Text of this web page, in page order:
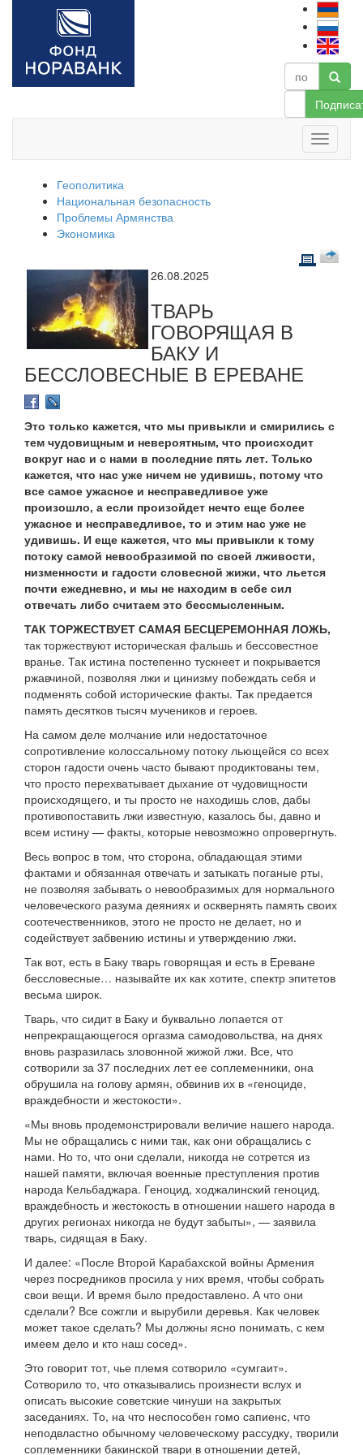
Геополитика
Национальная безопасность
Проблемы Армянства
Экономика
26.08.2025
ТВАРЬ
ГОВОРЯЩАЯ В
БАКУ И
БЕССЛОВЕСНЫЕ В ЕРЕВАНЕ
Это только кажется, что мы привыкли и смирились с
тем чудовищным и невероятным, что происходит
вокруг нас и с нами в последние пять лет. Только
кажется, что нас уже ничем не удивишь, потому что
все самое ужасное и несправедливое уже
произошло, а если произойдет нечто еще более
ужасное и несправедливое, то и этим нас уже не
удивишь. И еще кажется, что мы привыкли к тому
потоку самой невообразимой по своей лживости,
низменности и гадости словесной жижи, что льется
почти ежедневно, и мы не находим в себе сил
отвечать либо считаем это бессмысленным.
ТАК ТОРЖЕСТВУЕТ САМАЯ БЕСЦЕРЕМОННАЯ ЛОЖЬ,
так торжествуют историческая фальшь и бессовестное
вранье. Так истина постепенно тускнеет и покрывается
ржавчиной, позволяя лжи и цинизму побеждать себя и
подменять собой исторические факты. Так предается
память десятков тысяч мучеников и героев.
На самом деле молчание или недостаточное
сопротивление колоссальному потоку льющейся со всех
сторон гадости очень часто бывают продиктованы тем,
что просто перехватывает дыхание от чудовищности
происходящего, и ты просто не находишь слов, дабы
противопоставить лжи известную, казалось бы, давно и
всем истину — факты, которые невозможно опровергнуть.
Весь вопрос в том, что сторона, обладающая этими
фактами и обязанная отвечать и затыкать поганые рты,
не позволяя забывать о невообразимых для нормального
человеческого разума деяниях и осквернять память своих
соотечественников, этого не просто не делает, но и
содействует забвению истины и утверждению лжи.
Так вот, есть в Баку тварь говорящая и есть в Ереване
бессловесные… называйте их как хотите, спектр эпитетов
весьма широк.
Тварь, что сидит в Баку и буквально лопается от
непрекращающегося оргазма самодовольства, на днях
вновь разразилась зловонной жижой лжи. Все, что
сотворили за 37 последних лет ее соплеменники, она
обрушила на голову армян, обвинив их в «геноциде,
враждебности и жестокости».
«Мы вновь продемонстрировали величие нашего народа.
Мы не обращались с ними так, как они обращались с
нами. Но то, что они сделали, никогда не сотрется из
нашей памяти, включая военные преступления против
народа Кельбаджара. Геноцид, ходжалинский геноцид,
враждебность и жестокость в отношении нашего народа в
других регионах никогда не будут забыты», — заявила
тварь, сидящая в Баку.
И далее: «После Второй Карабахской войны Армения
через посредников просила у них время, чтобы собрать
свои вещи. И время было предоставлено. А что они
сделали? Все сожгли и вырубили деревья. Как человек
может такое сделать? Мы должны ясно понимать, с кем
имеем дело и кто наш сосед».
Это говорит тот, чье племя сотворило «сумгаит».
Сотворило то, что отказывались произнести вслух и
описать высокие советские чинуши на закрытых
заседаниях. То, на что неспособен гомо сапиенс, что
неподвластно обычному человеческому рассудку, творили
соплеменники бакинской твари в отношении детей,